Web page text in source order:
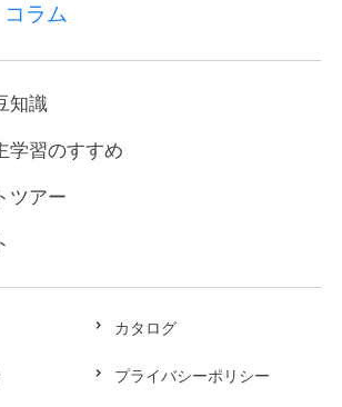
カタログ
プライバシーポリシー
ラム
知識
学習のすすめ
ツアー